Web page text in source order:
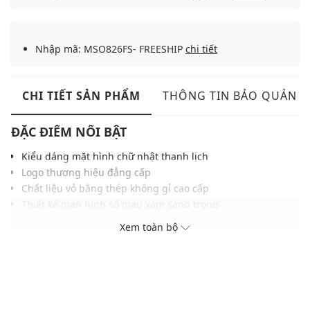
Nhập mã: MSO826FS- FREESHIP chi tiết
CHI TIẾT SẢN PHẨM THÔNG TIN BẢO QUẢN
ĐẶC ĐIỂM NỔI BẬT
Kiểu dáng mặt hình chữ nhật thanh lịch
Logo thương hiệu đẳng cấp
Chất liệu vỏ bằng thép không gỉ cao cấp
Khả năng chống nước ở độ sâu 30m
Xem toàn bộ